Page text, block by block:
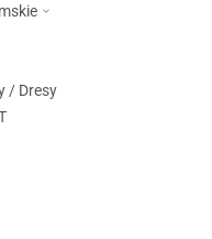
/ Dresy